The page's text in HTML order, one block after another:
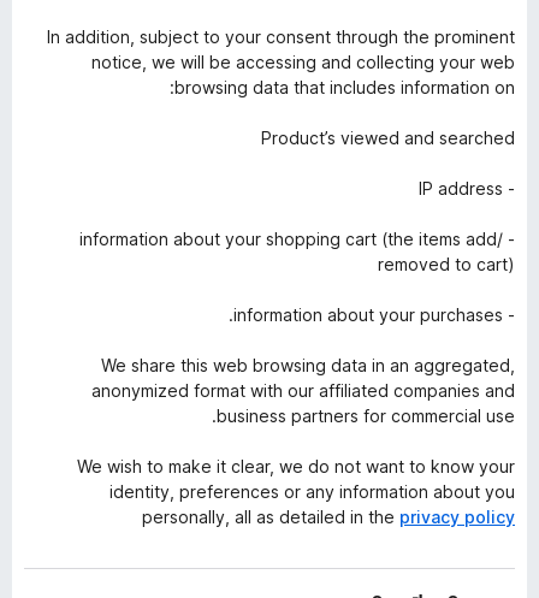
In addition, subject to your consent through the prominent
notice, we will be accessing and collecting your web
browsing data that includes information on:
Product’s viewed and searched
- IP address
- information about your shopping cart (the items add/
removed to cart)
- information about your purchases.
We share this web browsing data in an aggregated,
anonymized format with our affiliated companies and
business partners for commercial use.
We wish to make it clear, we do not want to know your
identity, preferences or any information about you
personally, all as detailed in the privacy policy